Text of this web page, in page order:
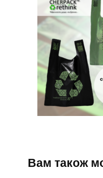
Вам також